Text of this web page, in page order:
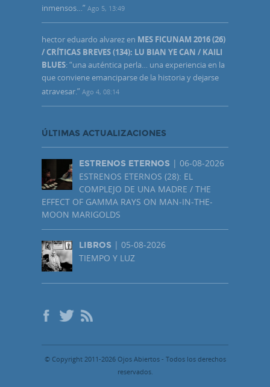
inmensos…” Ago 5, 13:49
hector eduardo alvarez en MES FICUNAM 2016 (26)
/ CRÍTICAS BREVES (134): LU BIAN YE CAN / KAILI
BLUES: “una auténtica perla… una experiencia en la
que conviene emanciparse de la historia y dejarse
atravesar.” Ago 4, 08:14
ÚLTIMAS ACTUALIZACIONES
ESTRENOS ETERNOS | 06-08-2026
ESTRENOS ETERNOS (28): EL
COMPLEJO DE UNA MADRE / THE
EFFECT OF GAMMA RAYS ON MAN-IN-THE-
MOON MARIGOLDS
LIBROS | 05-08-2026
TIEMPO Y LUZ
© Copyright 2011-2026 Ojos Abiertos - Todos los derechos
reservados.